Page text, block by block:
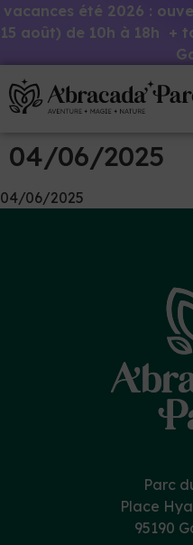
vacances été 2026 :
15 août) de 10h à 18h +
04/06/2025
04/06/2025
Parc
Place
95190